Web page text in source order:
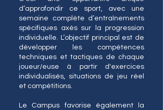
d’approfondir ce sport, avec une
semaine complète d’entraînements
spécifiques axés sur la progression
individuelle. L’objectif principal est de
développer les compétences
techniques et tactiques de chaque
joueur/euse à partir d'exercices
individualisés, situations de jeu réel
et compétitions.
Le Campus favorise également la